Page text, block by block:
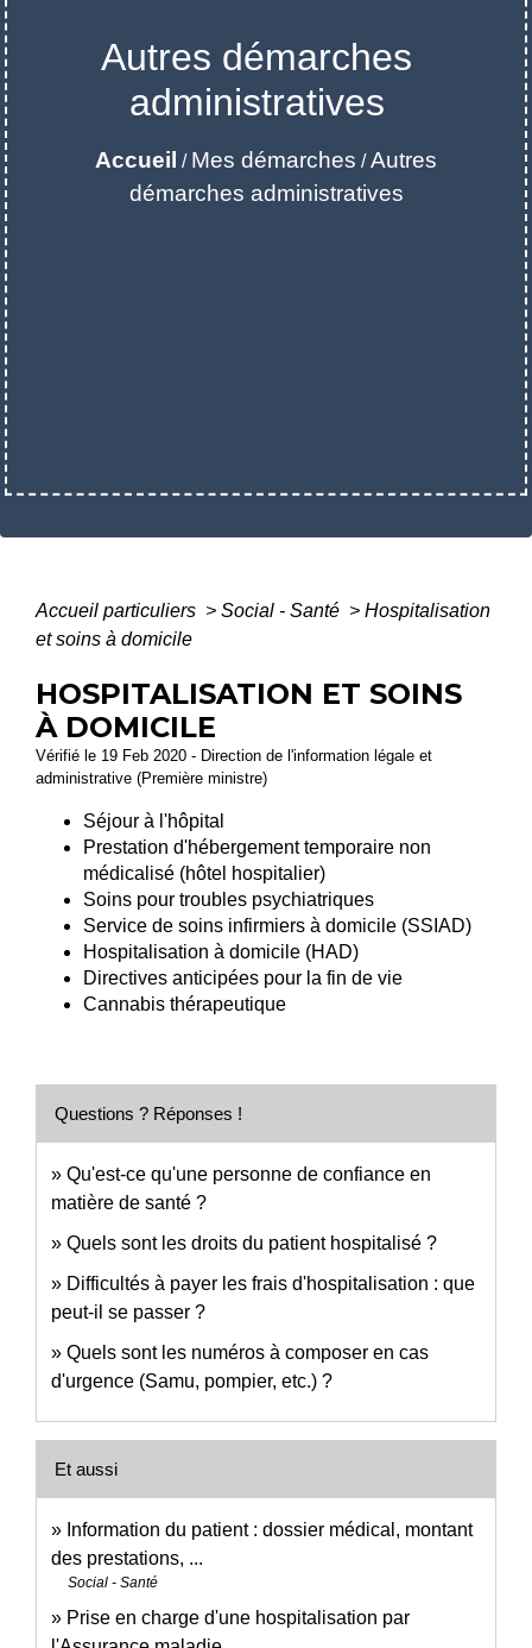
Autres démarches
administratives
Accueil / Mes démarches /Autres
démarches administratives
Accueil particuliers > Social - Santé > Hospitalisation
et soins à domicile
HOSPITALISATION ET SOINS
À DOMICILE
Vérifié le 19 Feb 2020 - Direction de l'information légale et
administrative (Première ministre)
Séjour à l'hôpital
Prestation d'hébergement temporaire non
médicalisé (hôtel hospitalier)
Soins pour troubles psychiatriques
Service de soins infirmiers à domicile (SSIAD)
Hospitalisation à domicile (HAD)
Directives anticipées pour la fin de vie
Cannabis thérapeutique
Questions ? Réponses !
Qu'est-ce qu'une personne de confiance en
matière de santé ?
Quels sont les droits du patient hospitalisé ?
Difficultés à payer les frais d'hospitalisation : que
peut-il se passer ?
Quels sont les numéros à composer en cas
d'urgence (Samu, pompier, etc.) ?
Et aussi
Information du patient : dossier médical, montant
des prestations, ...
Social - Santé
Prise en charge d'une hospitalisation par